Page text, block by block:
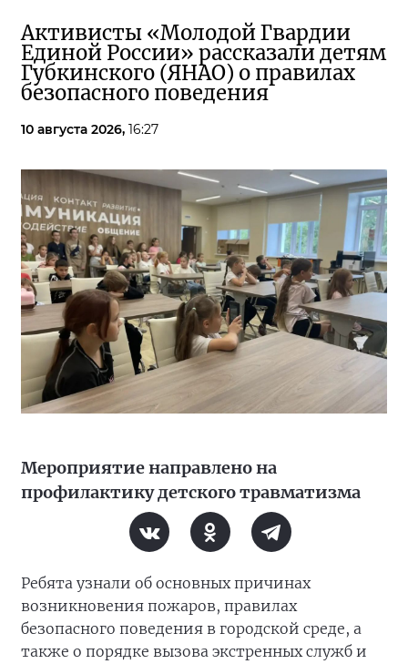
Активисты «Молодой Гвардии
Единой России» рассказали детям
Губкинского (ЯНАО) о правилах
безопасного поведения
10 августа 2026, 16:27
Мероприятие направлено на
профилактику детского травматизма
Ребята узнали об основных причинах
возникновения пожаров, правилах
безопасного поведения в городской среде, а
также о порядке вызова экстренных служб и